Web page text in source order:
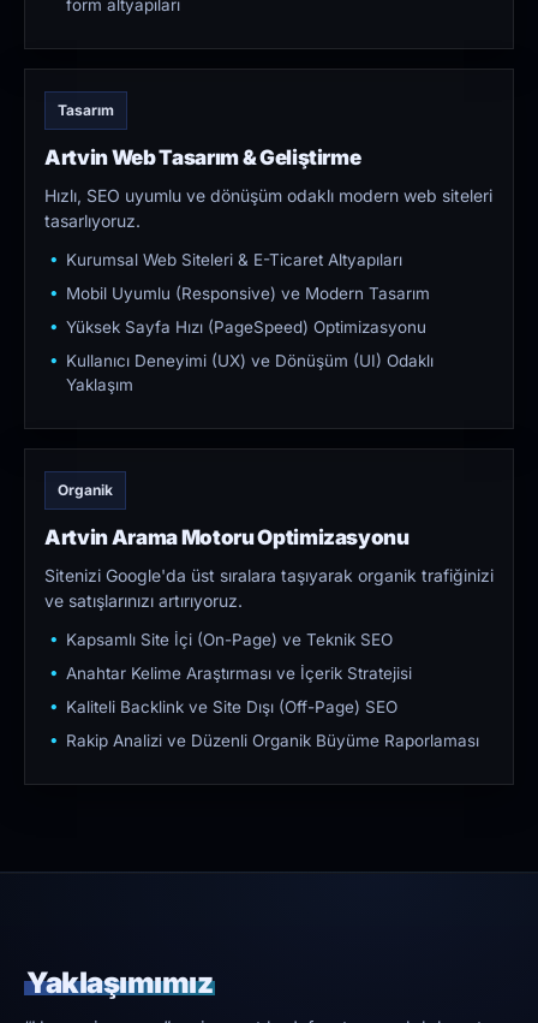
form altyapıları
Tasarım
Artvin Web Tasarım & Geliştirme
Hızlı, SEO uyumlu ve dönüşüm odaklı modern web siteleri
tasarlıyoruz.
Kurumsal Web Siteleri & E-Ticaret Altyapıları
Mobil Uyumlu (Responsive) ve Modern Tasarım
Yüksek Sayfa Hızı (PageSpeed) Optimizasyonu
Kullanıcı Deneyimi (UX) ve Dönüşüm (UI) Odaklı
Yaklaşım
Organik
Artvin Arama Motoru Optimizasyonu
Sitenizi Google'da üst sıralara taşıyarak organik trafiğinizi
ve satışlarınızı artırıyoruz.
Kapsamlı Site İçi (On-Page) ve Teknik SEO
Anahtar Kelime Araştırması ve İçerik Stratejisi
Kaliteli Backlink ve Site Dışı (Off-Page) SEO
Rakip Analizi ve Düzenli Organik Büyüme Raporlaması
Yaklaşımımız